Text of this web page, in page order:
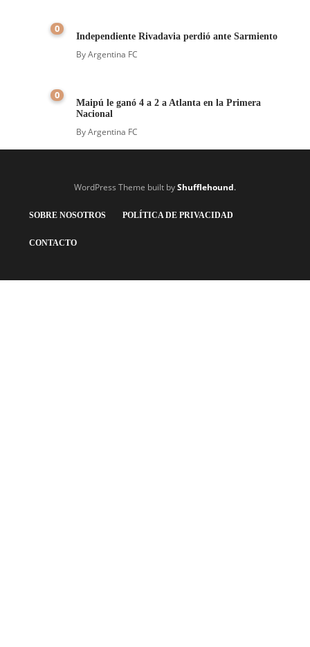
0
Independiente Rivadavia perdió ante Sarmiento
ByArgentina FC
0
Maipú le ganó 4 a 2 a Atlanta en la Primera
Nacional
ByArgentina FC
WordPress Theme built byShufflehound.
SOBRE NOSOTROS POLÍTICA DE PRIVACIDAD
CONTACTO